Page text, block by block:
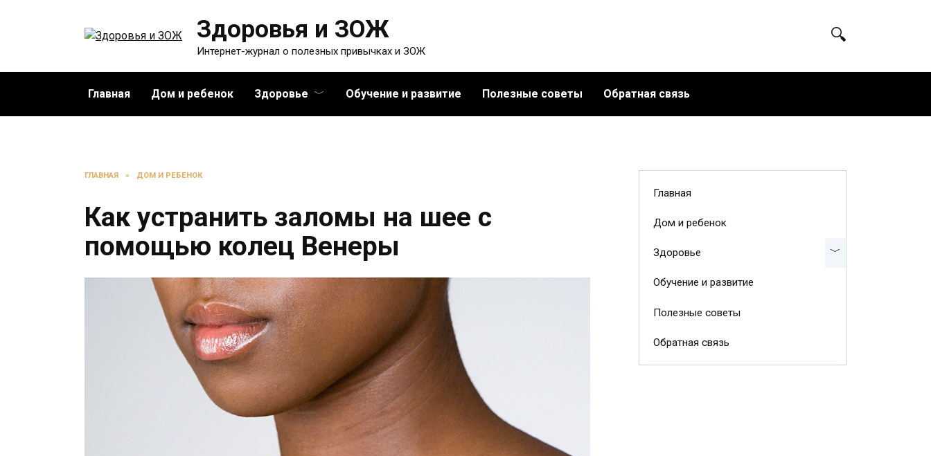
Здоровья и ЗОЖ
Интернет-журнал о полезных привычках и ЗОЖ
Главная Дом и ребенок Здоровье Обучение и развитие Полезные советы Обратная связь
ГЛАВНАЯ » ДОМ И РЕБЕНОК
Как устранить заломы на шее с
помощью колец Венеры
Главная
Дом и ребенок
Здоровье
Обучение и развитие
Полезные советы
Обратная связь